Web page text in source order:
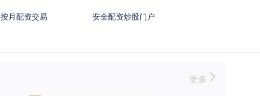
按月配资交易 安全配资炒股门户
更多